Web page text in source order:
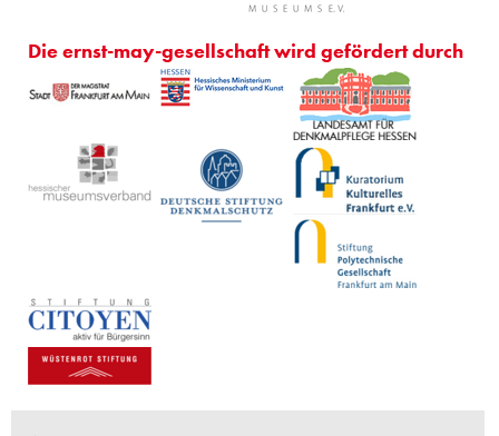
Die ernst-may-gesellschaft wird gefördert durch